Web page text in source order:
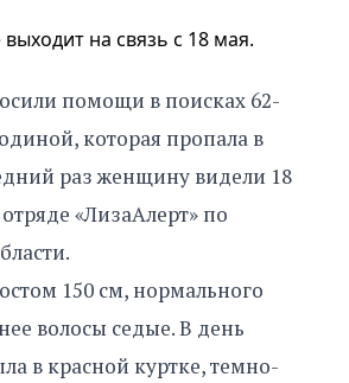
на связь с 18 мая.
помощи в поисках 62-
которая пропала в
раз женщину видели 18
«ЛизаАлерт» по
150 см, нормального
волосы седые. В день
в красной куртке, темно-